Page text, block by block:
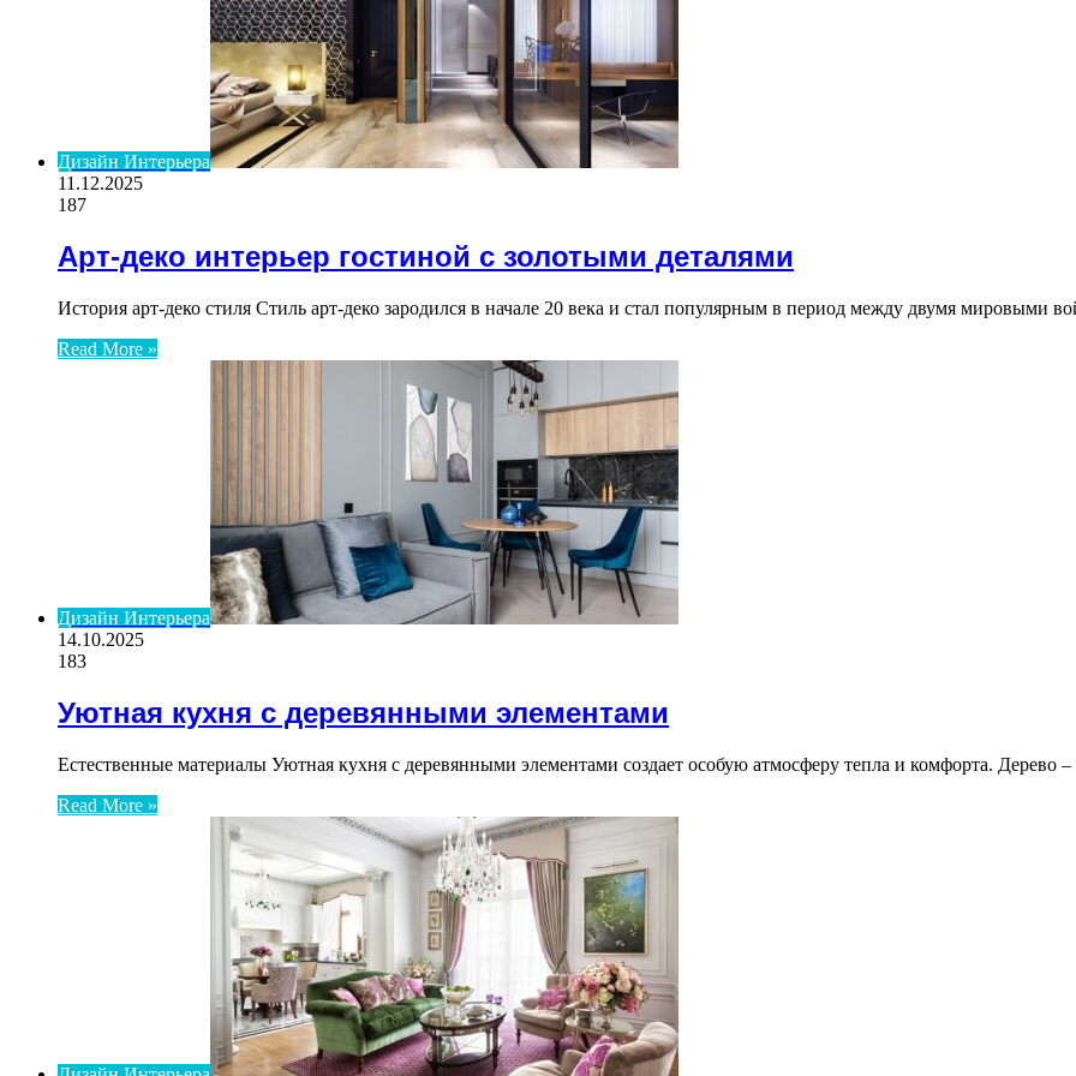
Дизайн Интерьера
11.12.2025
187
Арт-деко интерьер гостиной с золотыми деталями
История арт-деко стиля Стиль арт-деко зародился в начале 20 века и стал популярным в период между двумя мировыми
Read More »
Дизайн Интерьера
14.10.2025
183
Уютная кухня с деревянными элементами
Естественные материалы Уютная кухня с деревянными элементами создает особую атмосферу тепла и комфорта.
Read More »